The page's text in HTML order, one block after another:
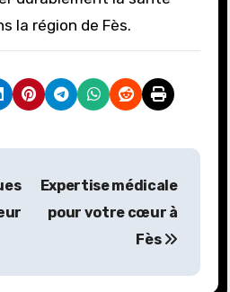
la région de Fès.
Expertise médicale
pour votre cœur à
Fès